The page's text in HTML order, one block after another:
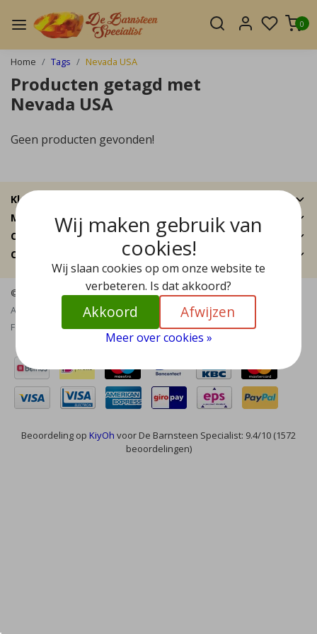
0
Home Tags Nevada USA
Producten getagd met
Nevada USA
Geen producten gevonden!
Klantenservice
Mijn account
Categorieën
Contactgegevens
© Copyright 2026 - De Barnsteen Specialist | RealisatieInStijl Media
Algemene voorwaarden|Disclaimer Privacy Policy|
Feed
Beoordeling op KiyOh voor De Barnsteen Specialist: 9.4/10 (1572
beoordelingen)
Wij maken gebruik van
cookies!
Wij slaan cookies op om onze website te
verbeteren. Is dat akkoord?
Akkoord Afwijzen
Meer over cookies »